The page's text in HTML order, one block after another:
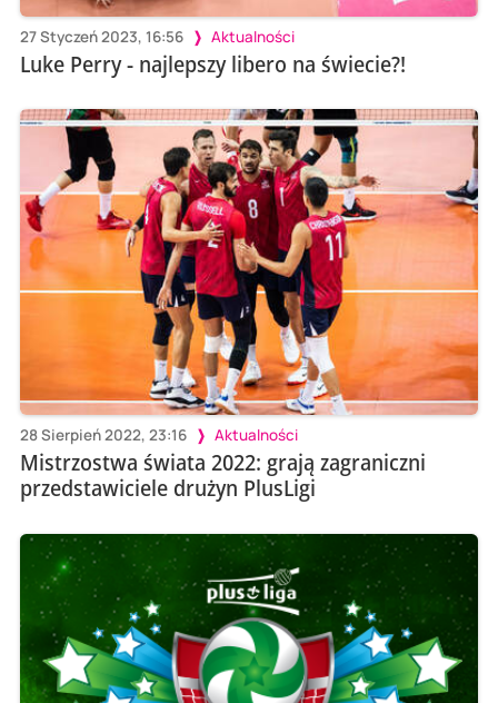
27 Styczeń 2023, 16:56 Aktualności
Luke Perry - najlepszy libero na świecie?!
28 Sierpień 2022, 23:16 Aktualności
Mistrzostwa świata 2022: grają zagraniczni
przedstawiciele drużyn PlusLigi